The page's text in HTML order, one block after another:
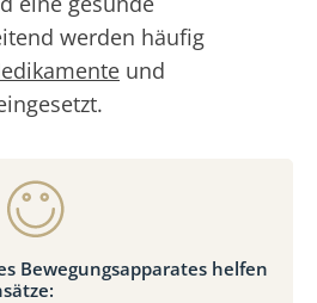
werden häufig
und
Bewegungsapparates helfen